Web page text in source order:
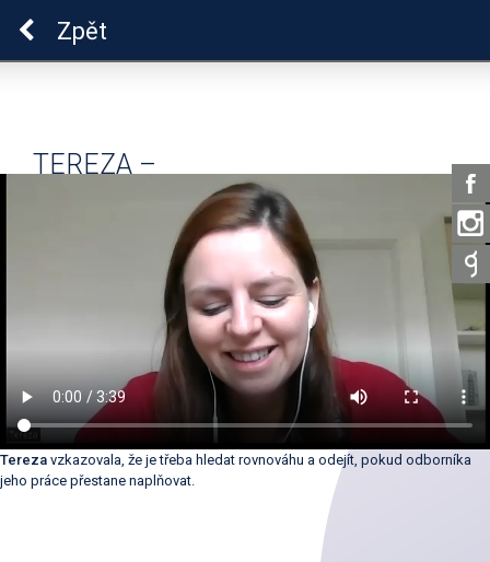
Zpět
TEREZA –
DUS_02_04_01_DUSP01
Tereza vzkazovala, že je třeba hledat rovnováhu a odejít, pokud odborníka
jeho práce přestane naplňovat.